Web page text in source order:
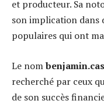
et producteur. Sa
son implication dans
populaires qui ont
Le nom
recherché par ceux
de son succès